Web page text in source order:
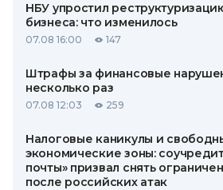
НБУ упростил
бизнеса: что изменилось
07.08 16:00 147
Штрафы за финансовые
несколько раз
07.08 12:03 259
Налоговые каникулы и
экономические зоны:
почты» призвал снять
после российских атак